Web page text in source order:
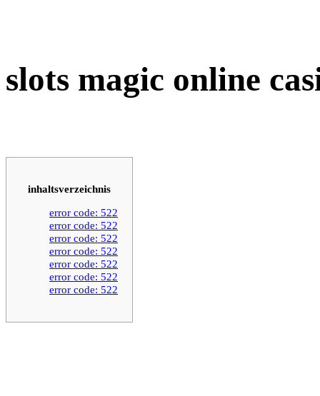
slots magic online
inhaltsverzeichnis
error code: 522
error code: 522
error code: 522
error code: 522
error code: 522
error code: 522
error code: 522